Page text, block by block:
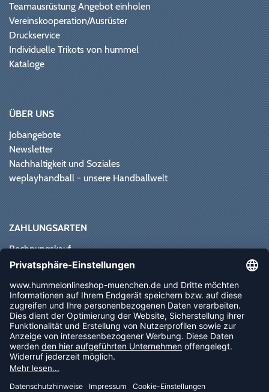
Teamausrüstung Angebot einholen
Vereinskooperation/Ausrüster
Druckservice
Individuelle Trikots von hummel
Kataloge
ÜBER UNS
Jobangebote
Newsletter
Nachhaltigkeit und Soziales
weplayhandball - unsere Handballwelt
ZAHLUNGSARTEN
Rechnungskauf
Paypal
Vorkasse
Sofortüberweisung
NEWSLETTER